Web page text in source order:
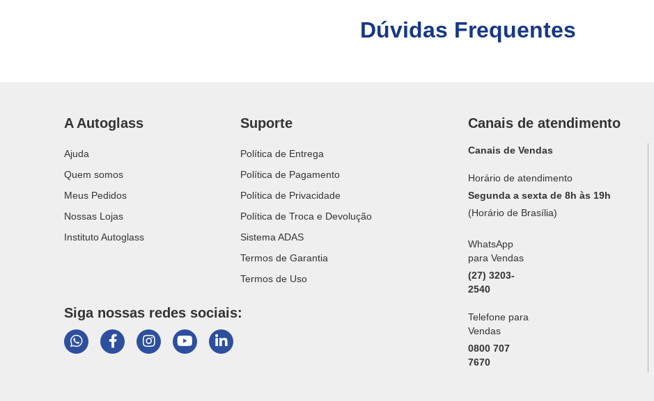
Dúvidas Frequentes
Canais de atendimento
WhatsApp
para Vendas
(27) 3203-
2540
Telefone para
Vendas
0800 707
7670
Canais de Vendas
Horário de atendimento
Segunda a sexta de 8h às 19h
(Horário de Brasília)
A Autoglass
Ajuda
Quem somos
Meus Pedidos
Nossas Lojas
Instituto Autoglass
Siga nossas redes sociais:
Suporte
Política de Entrega
Política de Pagamento
Política de Privacidade
Política de Troca e Devolução
Sistema ADAS
Termos de Garantia
Termos de Uso